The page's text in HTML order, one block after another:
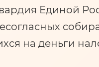
Единой
на деньги